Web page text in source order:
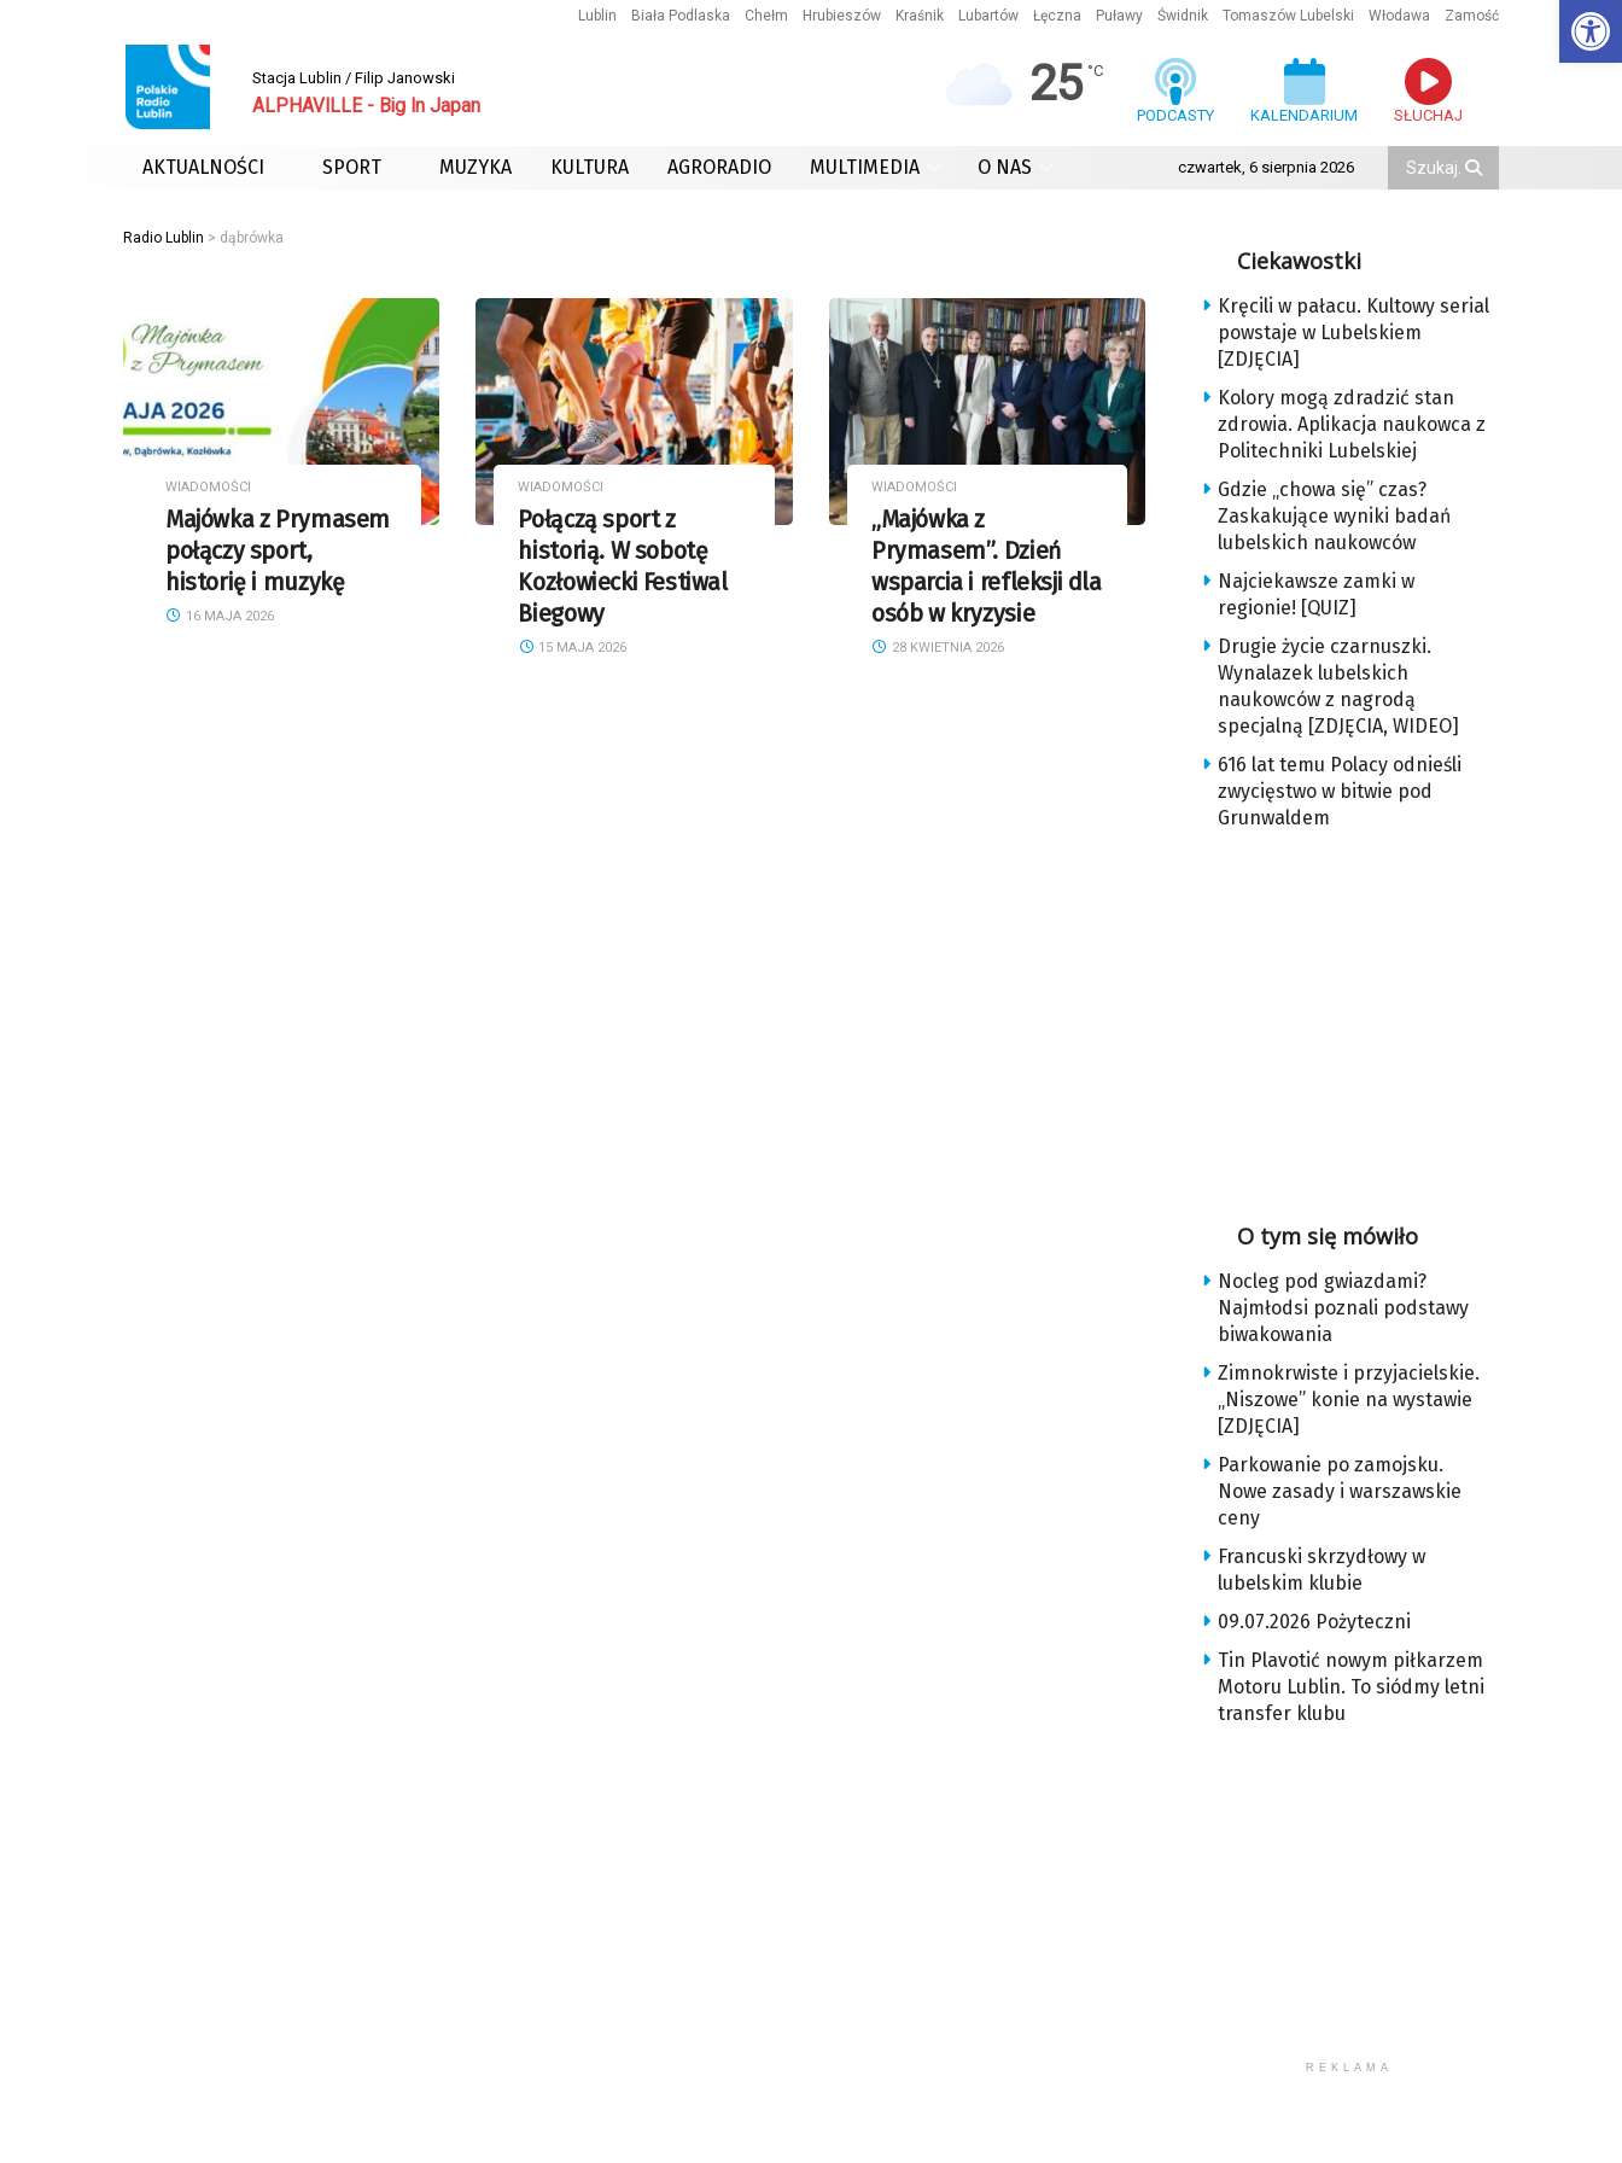
Lublin Biała Podlaska Chełm Hrubieszów Kraśnik Lubartów Łęczna Puławy Świdnik Tomaszów Lubelski Włodawa Zamość
Stacja Lublin / Filip Janowski
ALPHAVILLE - Big In Japan 25 °C
PODCASTY KALENDARIUM SŁUCHAJ
AKTUALNOŚCI SPORT MUZYKA KULTURA AGRORADIO MULTIMEDIA O NAS czwartek, 6 sierpnia 2026
Radio Lublin > dąbrówka
WIADOMOŚCI
Majówka z Prymasem
połączy sport,
historię i muzykę
16 MAJA 2026
WIADOMOŚCI
Połączą sport z
historią. W sobotę
Kozłowiecki Festiwal
Biegowy
15 MAJA 2026
WIADOMOŚCI
„Majówka z
Prymasem”. Dzień
wsparcia i refleksji dla
osób w kryzysie
28 KWIETNIA 2026
Ciekawostki
Kręcili w pałacu. Kultowy serial
powstaje w Lubelskiem
[ZDJĘCIA]
Kolory mogą zdradzić stan
zdrowia. Aplikacja naukowca z
Politechniki Lubelskiej
Gdzie „chowa się” czas?
Zaskakujące wyniki badań
lubelskich naukowców
Najciekawsze zamki w
regionie! [QUIZ]
Drugie życie czarnuszki.
Wynalazek lubelskich
naukowców z nagrodą
specjalną [ZDJĘCIA, WIDEO]
616 lat temu Polacy odnieśli
zwycięstwo w bitwie pod
Grunwaldem
O tym się mówiło
Nocleg pod gwiazdami?
Najmłodsi poznali podstawy
biwakowania
Zimnokrwiste i przyjacielskie.
„Niszowe” konie na wystawie
[ZDJĘCIA]
Parkowanie po zamojsku.
Nowe zasady i warszawskie
ceny
Francuski skrzydłowy w
lubelskim klubie
09.07.2026 Pożyteczni
Tin Plavotić nowym piłkarzem
Motoru Lublin. To siódmy letni
transfer klubu
REKLAMA